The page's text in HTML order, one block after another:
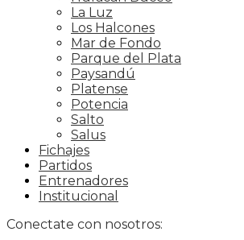
La Luz
Los Halcones
Mar de Fondo
Parque del Plata
Paysandú
Platense
Potencia
Salto
Salus
Fichajes
Partidos
Entrenadores
Institucional
Conectate con nosotros: